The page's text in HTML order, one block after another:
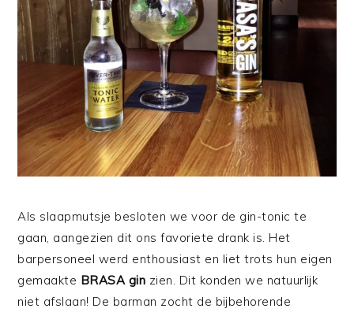
Als slaapmutsje besloten we voor de gin-tonic te
gaan, aangezien dit ons favoriete drank is. Het
barpersoneel werd enthousiast en liet trots hun eigen
gemaakte BRASA gin zien. Dit konden we natuurlijk
niet afslaan! De barman zocht de bijbehorende